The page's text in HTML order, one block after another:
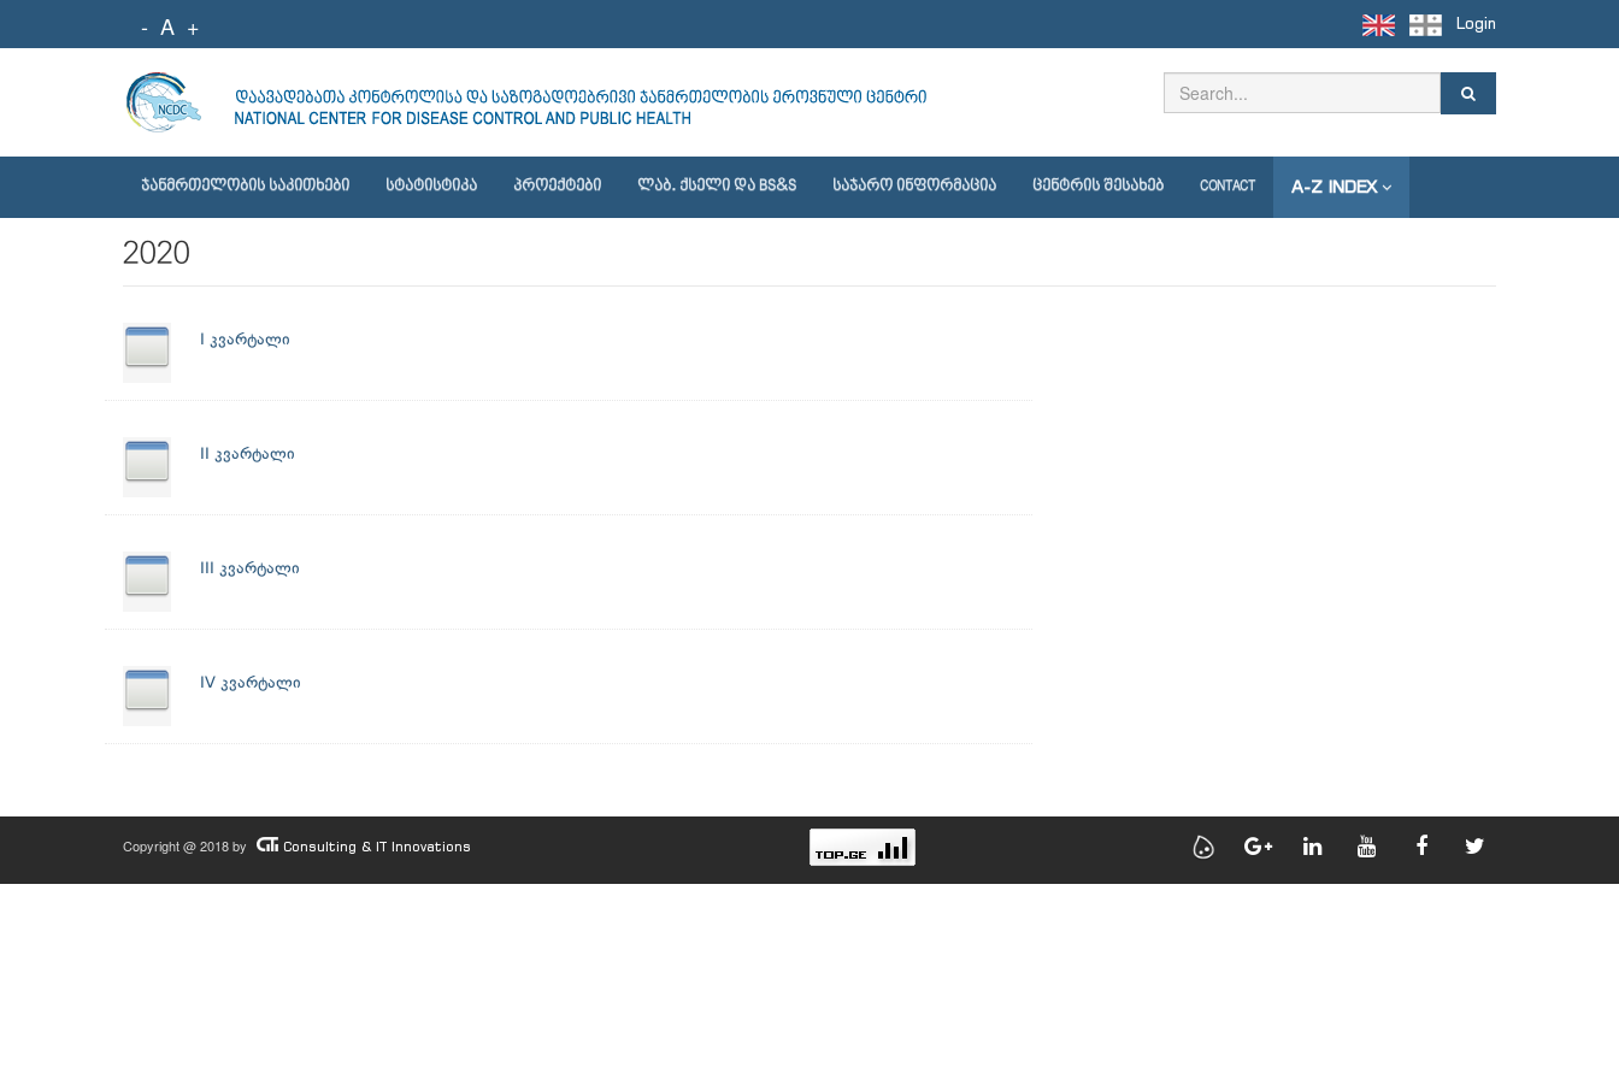
- A + Login
ᲯᲐᲜᲛᲠᲗᲔᲚᲝᲑᲘᲡ ᲡᲐᲙᲘᲗᲮᲔᲑᲘ ᲡᲢᲐᲢᲘᲡᲢᲘᲙᲐ ᲞᲠᲝᲔᲥᲢᲔᲑᲘ ᲚᲐᲑ. ᲥᲡᲔᲚᲘ ᲓᲐ BS&S ᲡᲐᲯᲐᲠᲝ ᲘᲜᲤᲝᲠᲛᲐᲪᲘᲐ ᲪᲔᲜᲢᲠᲘᲡ ᲨᲔᲡᲐᲮᲔᲑ CONTACT A-Z INDEX
2020
I კვარტალი
II კვარტალი
III კვარტალი
IV კვარტალი
Copyright @ 2018 by Consulting & IT Innovations